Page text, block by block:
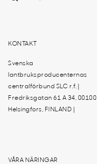
KONTAKT
Svenska
lantbruksproducenternas
centralförbund SLC r.f. |
Fredriksgatan 61 A 34, 00100
Helsingfors, FINLAND |
VÅRA NÄRINGAR